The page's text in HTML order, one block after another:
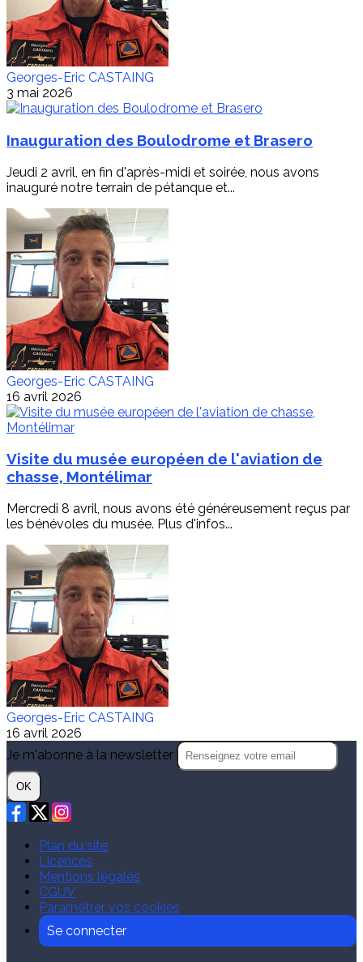
Georges-Eric CASTAING
3 mai 2026
Inauguration des Boulodrome et Brasero
Jeudi 2 avril, en fin d'après-midi et soirée, nous avons
inauguré notre terrain de pétanque et...
Georges-Eric CASTAING
16 avril 2026
Visite du musée européen de l'aviation de
chasse, Montélimar
Mercredi 8 avril, nous avons été généreusement reçus par
les bénévoles du musée. Plus d'infos...
Georges-Eric CASTAING
16 avril 2026
Je m'abonne à la newsletter
OK
Plan du site
Licences
Mentions légales
CGUV
Paramétrer vos cookies
Se connecter